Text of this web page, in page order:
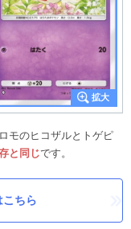
モのヒコザルとトゲピ
と同じです。
こちら